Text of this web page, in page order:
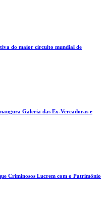
do maior circuito mundial de
Galeria das Ex-Vereadoras e
Criminosos Lucrem com o Patrimônio